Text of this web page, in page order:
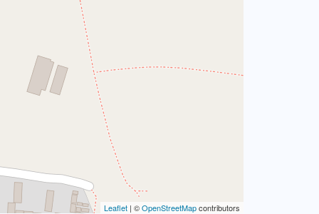
Leaflet | ©OpenStreetMapcontributors